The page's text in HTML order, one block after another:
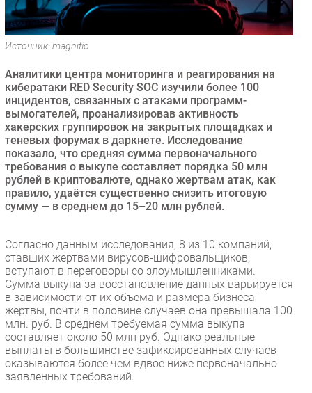
Безопасность
Инновации
Гаджеты
Здоровье
РАЗДЕЛЫ
Новости
Аналитика
Интервью
Проекты
IT класс
Тестовый стенд
Каталог компаний
Источник: magnific
Аналитики центра мониторинга и реагирования на
кибератаки RED Security SOC изучили более 100
инцидентов, связанных с атаками программ-
вымогателей, проанализировав активность
хакерских группировок на закрытых площадках и
теневых форумах в даркнете. Исследование
показало, что средняя сумма первоначального
требования о выкупе составляет порядка 50 млн
рублей в криптовалюте, однако жертвам атак, как
правило, удаётся существенно снизить итоговую
сумму — в среднем до 15–20 млн рублей.
Согласно данным исследования, 8 из 10 компаний,
ставших жертвами вирусов-шифровальщиков,
вступают в переговоры со злоумышленниками.
Сумма выкупа за восстановление данных варьируется
в зависимости от их объема и размера бизнеса
жертвы, почти в половине случаев она превышала 100
млн. руб. В среднем требуемая сумма выкупа
составляет около 50 млн руб. Однако реальные
выплаты в большинстве зафиксированных случаев
оказываются более чем вдвое ниже первоначально
заявленных требований.